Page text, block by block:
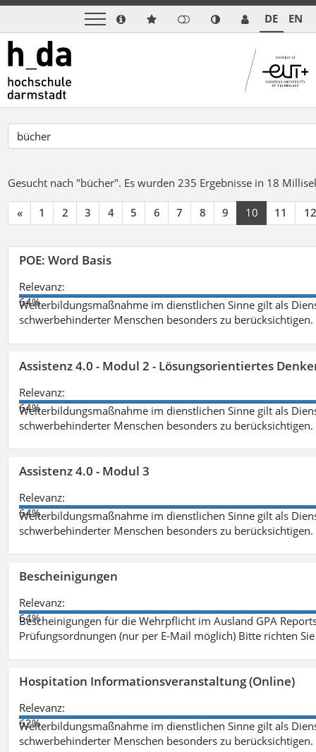
DE EN
Gesucht nach "bücher". Es wurden 235 Ergebnisse in 18
« 1 2 3 4 5 6 7 8 9 10 11 12
POE: Word Basis
Relevanz:
64%
Weiterbildungsmaßnahme im dienstlichen Sinne gilt als
schwerbehinderter Menschen besonders zu berücksichtigen.
Assistenz 4.0 - Modul 2 - Lösungsorientiertes
Relevanz:
64%
Weiterbildungsmaßnahme im dienstlichen Sinne gilt als
schwerbehinderter Menschen besonders zu berücksichtigen.
Assistenz 4.0 - Modul 3
Relevanz:
64%
Weiterbildungsmaßnahme im dienstlichen Sinne gilt als
schwerbehinderter Menschen besonders zu
Bescheinigungen
Relevanz:
64%
Bescheinigungen für die Wehrpflicht im Ausland GPA
Prüfungsordnungen (nur per E-Mail möglich) Bitte richten
Hospitation Informationsveranstaltung (Online)
Relevanz:
62%
Weiterbildungsmaßnahme im dienstlichen Sinne gilt als
schwerbehinderter Menschen besonders zu berücksichtigen.